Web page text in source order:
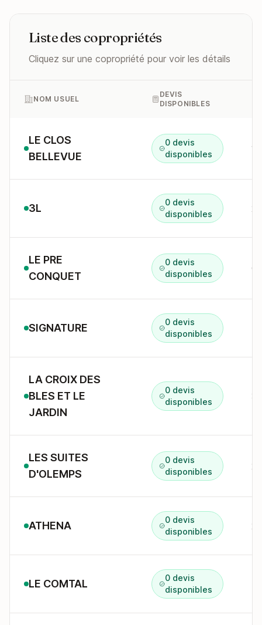
Liste des copropriétés
Cliquez sur une copropriété pour voir les détails
NOM USUEL
DEVIS
DISPONIBLES
LE CLOS
BELLEVUE
0 devis
disponibles
3L
0 devis
disponibles
LE PRE
CONQUET
0 devis
disponibles
SIGNATURE
0 devis
disponibles
LA CROIX DES
BLES ET LE
JARDIN
0 devis
disponibles
3
LES SUITES
D'OLEMPS
0 devis
disponibles
2
ATHENA
0 devis
disponibles
LE COMTAL
0 devis
disponibles